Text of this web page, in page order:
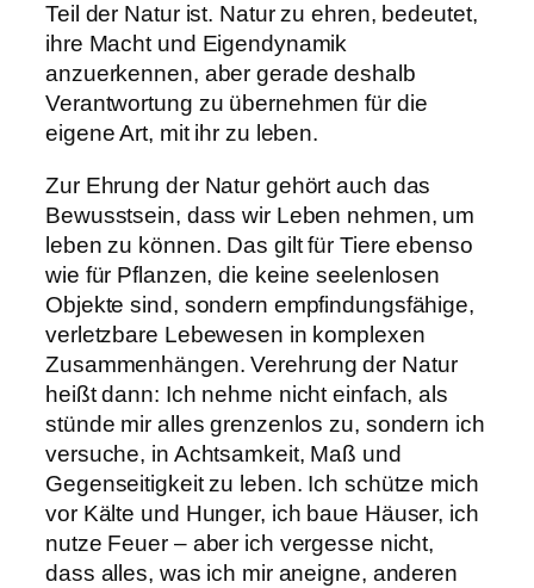
Teil der Natur ist. Natur zu ehren, bedeutet,
ihre Macht und Eigendynamik
anzuerkennen, aber gerade deshalb
Verantwortung zu übernehmen für die
eigene Art, mit ihr zu leben.
Zur Ehrung der Natur gehört auch das
Bewusstsein, dass wir Leben nehmen, um
leben zu können. Das gilt für Tiere ebenso
wie für Pflanzen, die keine seelenlosen
Objekte sind, sondern empfindungsfähige,
verletzbare Lebewesen in komplexen
Zusammenhängen. Verehrung der Natur
heißt dann: Ich nehme nicht einfach, als
stünde mir alles grenzenlos zu, sondern ich
versuche, in Achtsamkeit, Maß und
Gegenseitigkeit zu leben. Ich schütze mich
vor Kälte und Hunger, ich baue Häuser, ich
nutze Feuer – aber ich vergesse nicht,
dass alles, was ich mir aneigne, anderen